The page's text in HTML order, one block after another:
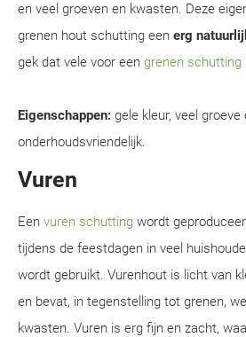
en veel groeven en kwasten. Deze
grenen hout schutting een erg
gek dat vele voor een grenen schutting
Eigenschappen: gele kleur, veel groeve
onderhoudsvriendelijk.
Vuren
Een vuren schutting wordt
tijdens de feestdagen in veel
wordt gebruikt. Vurenhout is licht van
en bevat, in tegenstelling tot grenen,
kwasten. Vuren is erg fijn en zacht,